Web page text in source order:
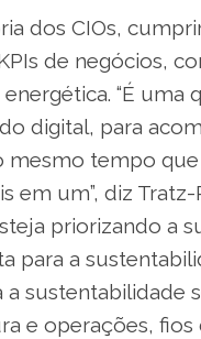
dos CIOs,
de negócios,
“É
digital, para
mesmo tempo
em um”, diz
priorizando a
para a
sustentabilidade
e operações, fios